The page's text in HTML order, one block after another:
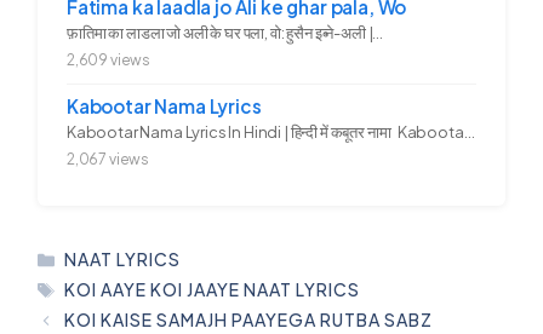
Fatima ka laadla jo Ali ke ghar pala, Wo
फ़ातिमा का लाडला जो अली के घर पला, वो: हुसैन इब्ने-अली |...
2,609 views
Kabootar Nama Lyrics
Kabootar Nama Lyrics In Hindi | हिन्दी में कबूतर नामा Kabootar...
2,067 views
CATEGORIES
NAAT LYRICS
TAGS
KOI AAYE KOI JAAYE NAAT LYRICS
KOI KAISE SAMAJH PAAYEGA RUTBA SABZ